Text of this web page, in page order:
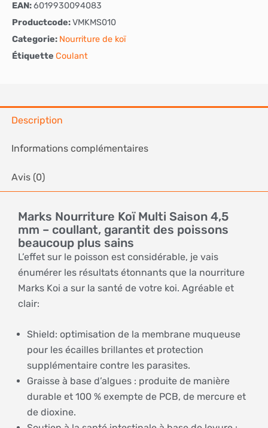
EAN:6019930094083
Productcode:VMKMS010
Categorie: Nourriture de koï
Étiquette Coulant
Description
Informations complémentaires
Avis (0)
Marks Nourriture Koï Multi Saison 4,5
mm – coullant, garantit des poissons
beaucoup plus sains
L’effet sur le poisson est considérable, je vais
énumérer les résultats étonnants que la nourriture
Marks Koi a sur la santé de votre koi. Agréable et
clair:
Shield: optimisation de la membrane muqueuse
pour les écailles brillantes et protection
supplémentaire contre les parasites.
Graisse à base d’algues : produite de manière
durable et 100 % exempte de PCB, de mercure et
de dioxine.